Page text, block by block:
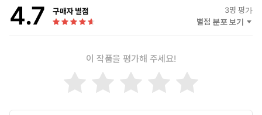
4.7 구매자 별점 3명 평가
별점 분포 보기
이 작품을 평가해 주세요!